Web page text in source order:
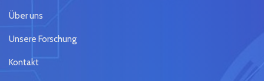
Über uns
Unsere Forschung
Kontakt